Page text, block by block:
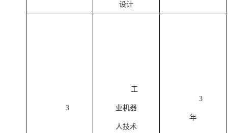
设计
3
工
业机器
人技术
3
年